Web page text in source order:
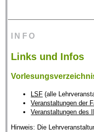
INFO
Links und Infos
LSF (alle
Veranstaltungen der
Veranstaltungen des
Hinweis: Die